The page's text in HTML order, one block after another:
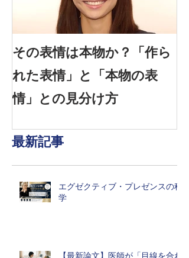
その表情は本物か？「作ら
れた表情」と「本物の表
情」との見分け方
最新記事
エグゼクティブ・プレゼンスの科
学
【最新論文】医師が「目線を合わ